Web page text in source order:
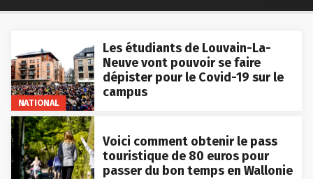
NATIONAL
Les étudiants de Louvain-La-
Neuve vont pouvoir se faire
dépister pour le Covid-19 sur le
campus
Voici comment obtenir le pass
touristique de 80 euros pour
passer du bon temps en Wallonie